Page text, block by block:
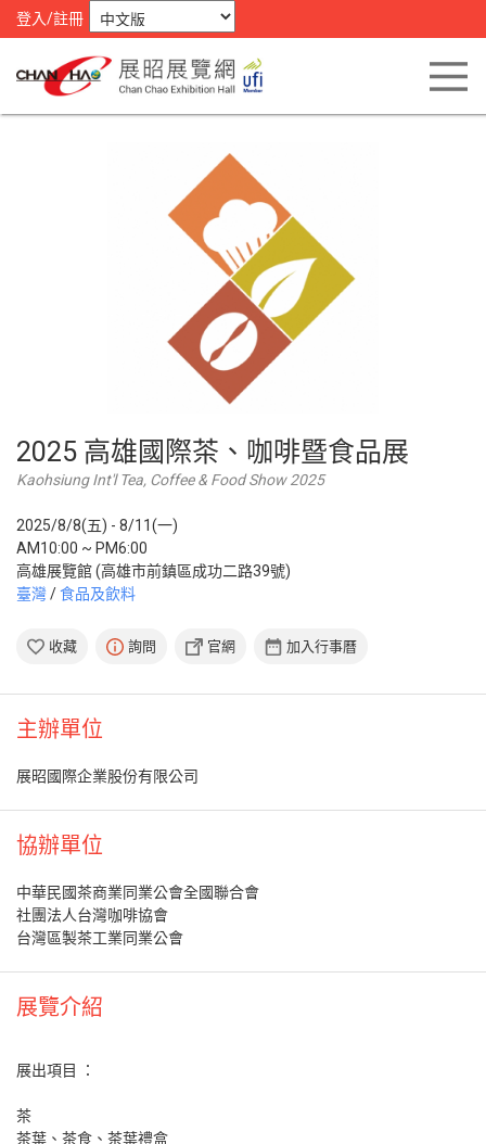
登入/註冊
2025 高雄國際茶、咖啡暨食品展
Kaohsiung Int'l Tea, Coffee & Food Show 2025
2025/8/8(五) - 8/11(一)
AM10:00 ~ PM6:00
高雄展覽館 (高雄市前鎮區成功二路39號)
臺灣/食品及飲料
收藏 詢問 官網 加入行事曆
主辦單位
展昭國際企業股份有限公司
協辦單位
中華民國茶商業同業公會全國聯合會
社團法人台灣咖啡協會
台灣區製茶工業同業公會
展覽介紹
展出項目 ：
茶
茶葉、茶食、茶葉禮盒